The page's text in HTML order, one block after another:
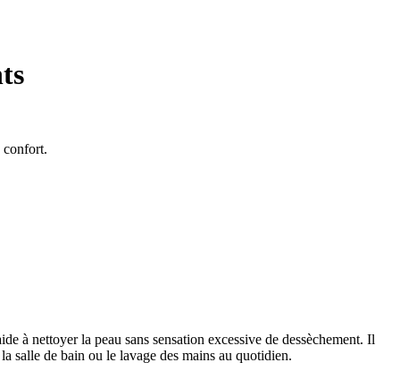
confort.
à nettoyer la peau sans sensation excessive de dessèchement. Il
salle de bain ou le lavage des mains au quotidien.